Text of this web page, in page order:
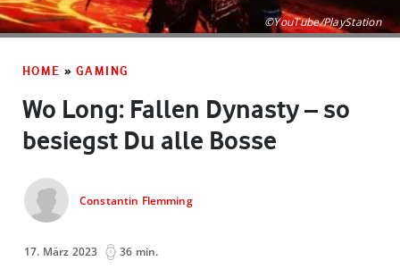
©YouTube/PlayStation
HOME » GAMING
Wo Long: Fallen Dynasty – so
besiegst Du alle Bosse
Constantin Flemming
17. März 2023 36 min.